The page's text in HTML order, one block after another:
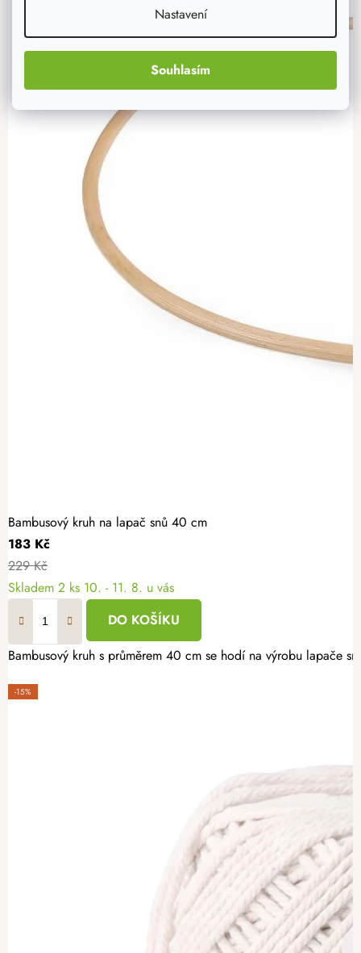
Nastavení
Souhlasím
Bambusový kruh na lapač snů 40 cm
183 Kč
229 Kč
Skladem 2 ks 10. - 11. 8. u vás
DO KOŠÍKU
Bambusový kruh s průměrem 40 cm se hodí na výrobu lapače
-15%